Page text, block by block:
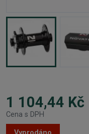
1 104,44 Kč
Cena s DPH